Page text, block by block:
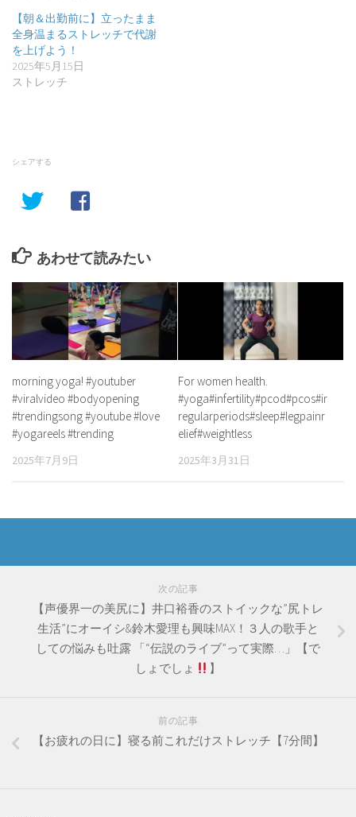
【朝＆出勤前に】立ったまま
全身温まるストレッチで代謝
を上げよう！
2025年5月15日
ストレッチ
シェアする
あわせて読みたい
morning yoga! #youtuber
#viralvideo #bodyopening
#trendingsong #youtube #love
#yogareels #trending
2025年7月9日
For women health.
#yoga#infertility#pcod#pcos#ir
regularperiods#sleep#legpainr
elief#weightless
2025年3月31日
次の記事
【声優界一の美尻に】井口裕香のストイックな”尻トレ
生活”にオーイシ&鈴木愛理も興味MAX！３人の歌手と
しての悩みも吐露 「“伝説のライブ”って実際…」【で
しょでしょ
】
前の記事
【お疲れの日に】寝る前これだけストレッチ【7分間】